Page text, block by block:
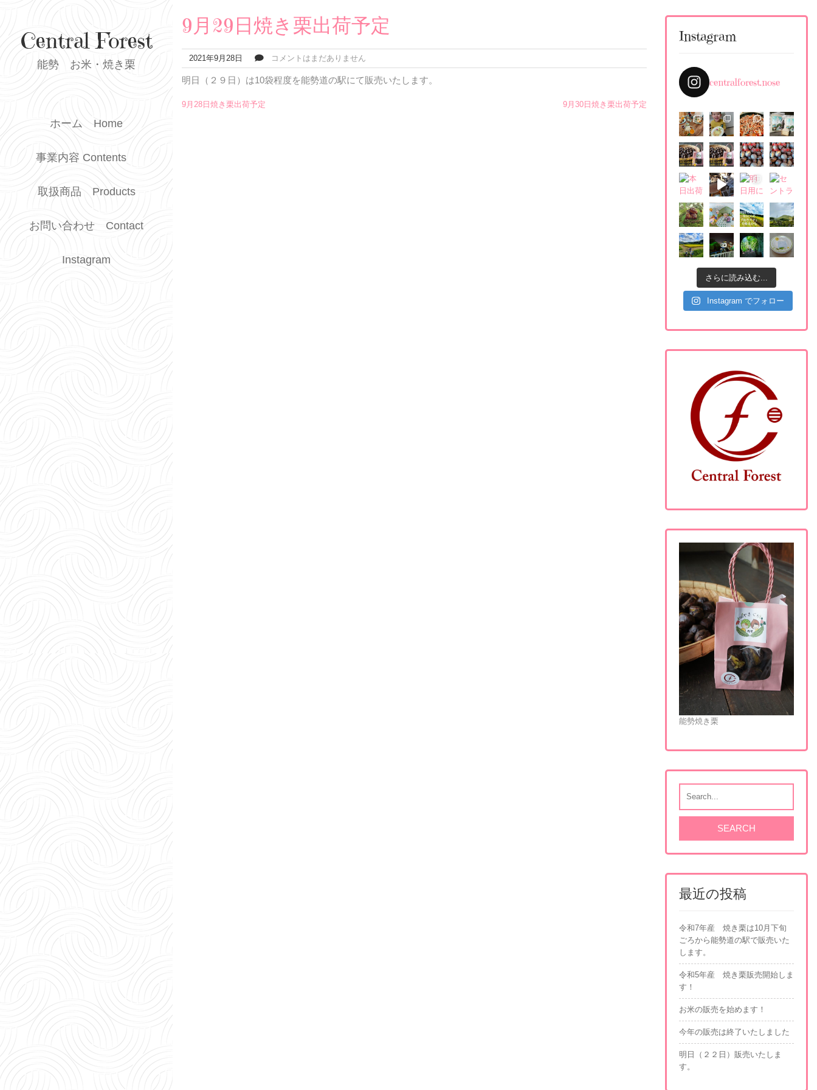
Central Forest
能勢 お米・焼き栗
ホーム Home
事業内容 Contents
取扱商品 Products
お問い合わせ Contact
Instagram
9月29日焼き栗出荷予定
2021年9月28日 コメントはまだありません
明日（２９日）は10袋程度を能勢道の駅にて販売いたします。
投
9月28日焼き栗出荷予定 9月30日焼き栗出荷予定
Instagram
centralforest.nose
さらに読み込む...
Instagram でフォロー
能勢焼き栗
最近の投稿
令和7年産 焼き栗は10月下旬
ごろから能勢道の駅で販売いた
します。
令和5年産 焼き栗販売開始しま
す！
お米の販売を始めます！
今年の販売は終了いたしました
明日（２２日）販売いたしま
す。